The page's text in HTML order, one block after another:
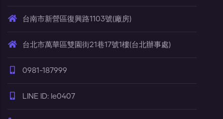
台南市新營區復興路1103號(廠房)
台北市萬華區雙園街21巷17號1樓(台北辦事處)
0981-187999
LINE ID: le0407